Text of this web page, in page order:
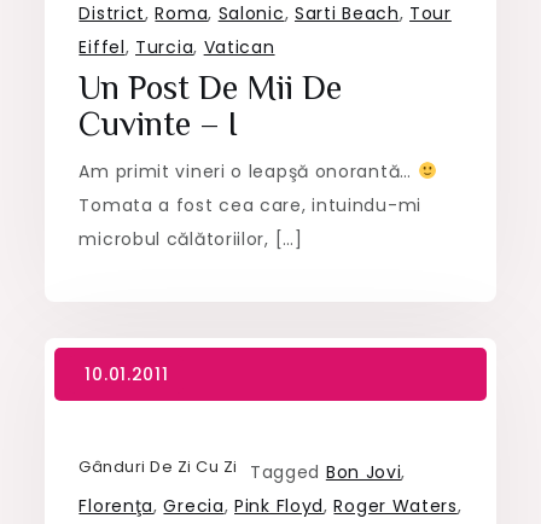
District,Roma, Salonic, Sarti Beach, Tour
Eiffel, Turcia, Vatican
Un Post De Mii De
Cuvinte – I
Am primit vineri o leapşă onorantă…
Tomata a fost cea care, intuindu-mi
microbul călătoriilor, […]
Gânduri De Zi Cu Zi Tagged Bon Jovi,
Florenţa,Grecia,Pink Floyd,Roger Waters,